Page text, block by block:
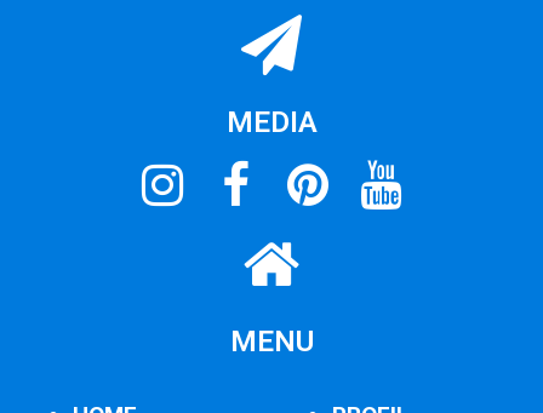
MEDIA
MENU